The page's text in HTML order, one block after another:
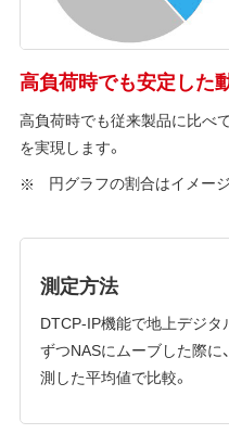
高負荷時でも安定した
高負荷時でも従来製品に比べ
を実現します。
円グラフの割合はイメージ
測定方法
DTCP-IP機能で地上デジ
ずつNASにムーブした際に
測した平均値で比較。